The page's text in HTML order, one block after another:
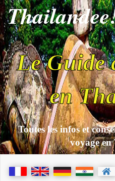
Le Guide
en
Toutes les infos et
voyage